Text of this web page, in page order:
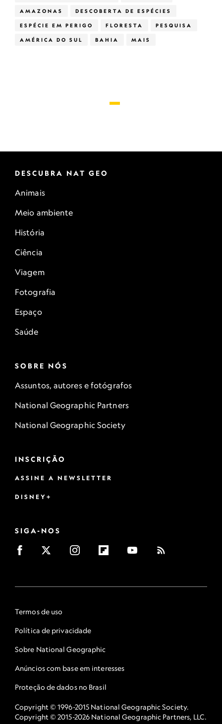
AMAZONAS DESCOBERTA DE ESPÉCIES
ESPÉCIE EM PERIGO FLORESTA PESQUISA
AMÉRICA DO SUL BAHIA MAIS
DESCUBRA NAT GEO
Animais
Meio ambiente
História
Ciência
Viagem
Fotografia
Espaço
Saúde
SOBRE NÓS
Assuntos, autores e fotógrafos
National Geographic Partners
National Geographic Society
INSCRIÇÃO
ASSINE A NEWSLETTER
DISNEY+
SIGA-NOS
Termos de uso
Política de privacidade
Sobre National Geographic
Anúncios com base em interesses
Proteção de dados no Brasil
Copyright © 1996-2015 National Geographic Society.
Copyright © 2015-2026 National Geographic Partners, LLC.